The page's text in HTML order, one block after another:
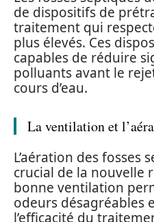
de dispositifs de
traitement qui
plus élevés. Ces
capables de réduire
polluants avant le
cours d’eau.
La ventilation et
L’aération des fosses
crucial de la nouvelle
bonne ventilation
odeurs désagréables
l’efficacité du